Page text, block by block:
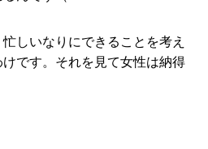
しいなりにできることを考え
です。それを見て女性は納得